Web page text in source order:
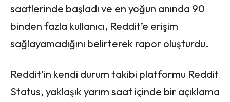
saatlerinde başladı ve en yoğun anında 90
binden fazla kullanıcı, Reddit’e erişim
sağlayamadığını belirterek rapor oluşturdu.
Reddit’in kendi durum takibi platformu Reddit
Status, yaklaşık yarım saat içinde bir açıklama